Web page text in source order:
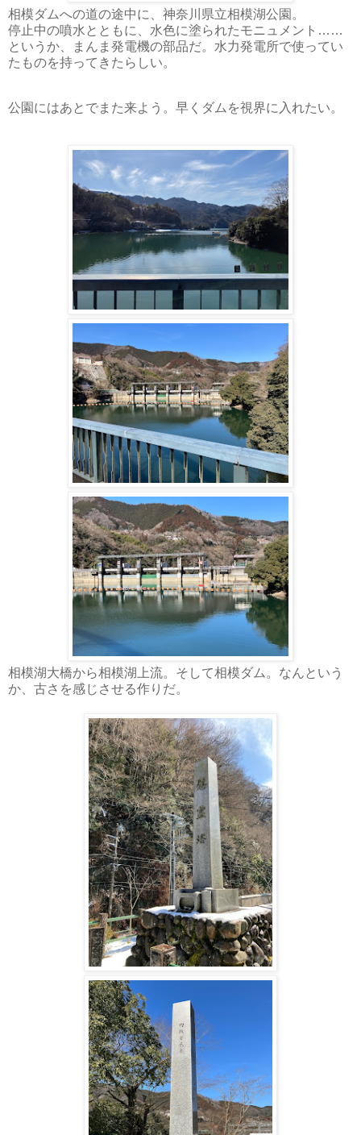
相模ダムへの道の途中に、神奈川県立相模湖公園。
停止中の噴水とともに、水色に塗られたモニュメント……
というか、まんま発電機の部品だ。水力発電所で使ってい
たものを持ってきたらしい。
公園にはあとでまた来よう。早くダムを視界に入れたい。
相模湖大橋から相模湖上流。そして相模ダム。なんという
か、古さを感じさせる作りだ。